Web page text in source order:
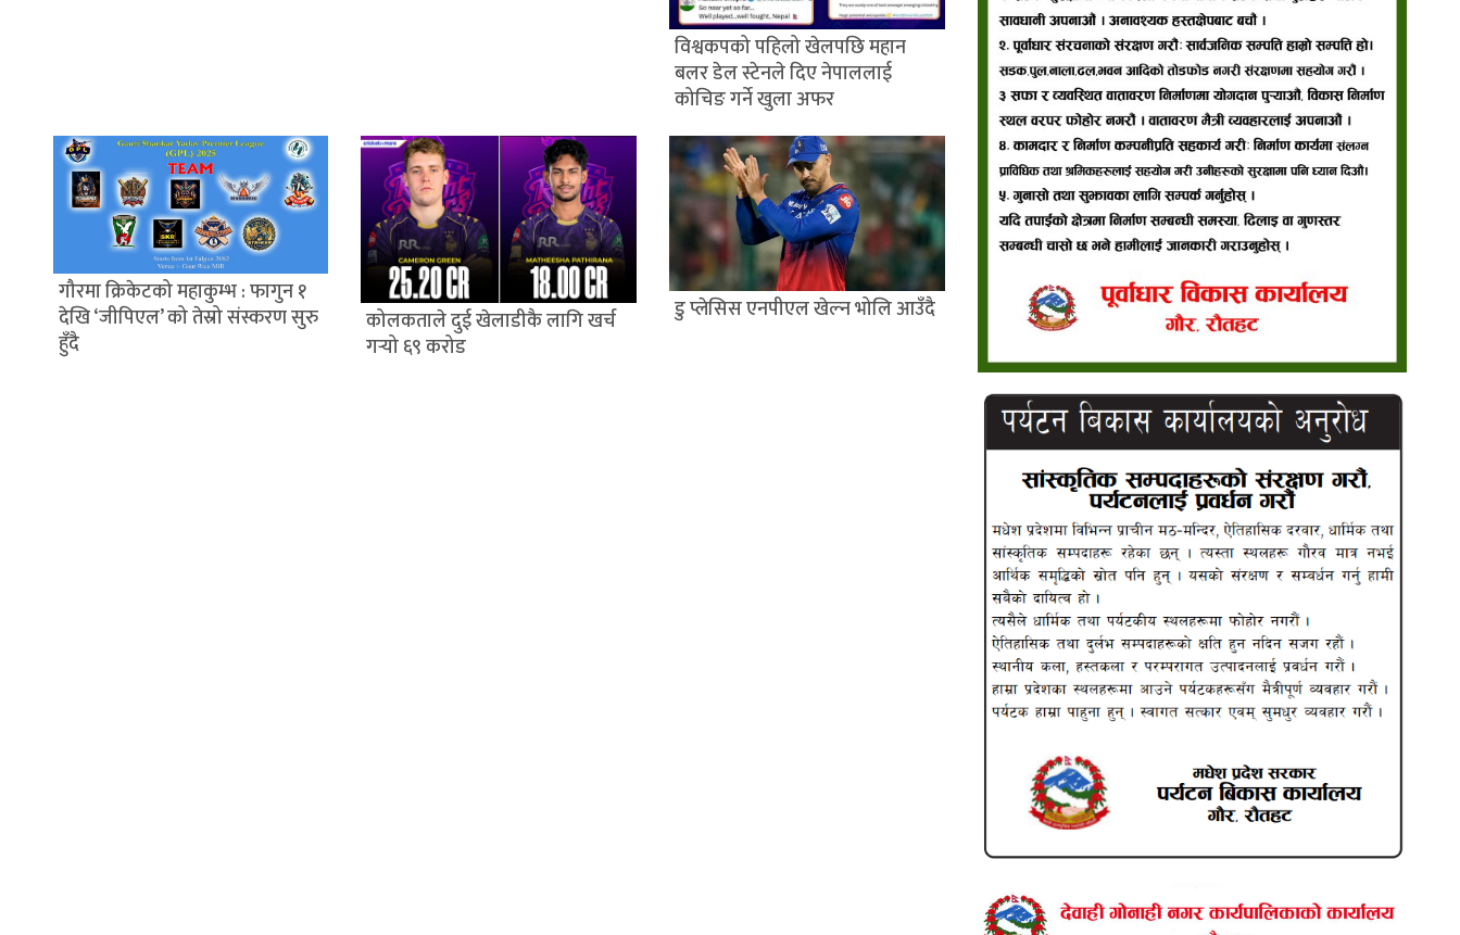
विश्वकपको पहिलो खेलपछि महान
बलर डेल स्टेनले दिए नेपाललाई
कोचिङ गर्ने खुला अफर
गौरमा क्रिकेटको महाकुम्भ : फागुन १
देखि ‘जीपिएल’ को तेस्रो संस्करण सुरु
हुँदै
कोलकताले दुई खेलाडीकै लागि खर्च
गर्‍यो ६९ करोड
डु प्लेसिस एनपीएल खेल्न भोलि आउँदै